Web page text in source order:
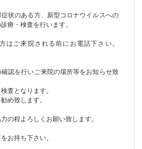
状のある方、新型コロナウイルスへの
療・検査を行います。
はご来院される前にお電話下さい。
認を行いご来院の場所等をお知らせ致
査となります。
め致します。
の程よろしくお願い致します。
お持ち下さい。